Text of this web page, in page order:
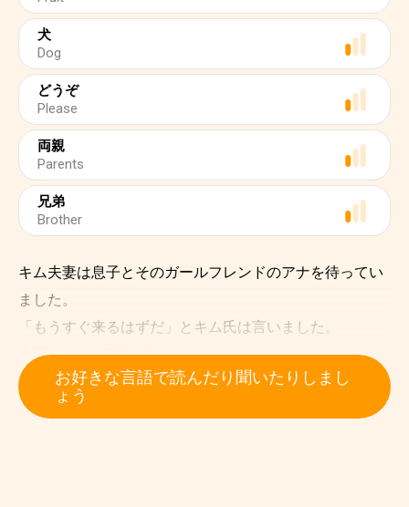
犬
Dog
どうぞ
Please
両親
Parents
兄弟
Brother
キム夫妻は息子とそのガールフレンドのアナを待ってい
ました。
「もうすぐ来るはずだ」とキム氏は言いました。
玄関のベルが5時に鳴りました。
「ついたぞ」とキム氏はドアに行きながら言いました。
アナはサンフンの両親がとても良い人達なのを知ってい
お好きな言語で読んだり聞いたりしまし
ょう